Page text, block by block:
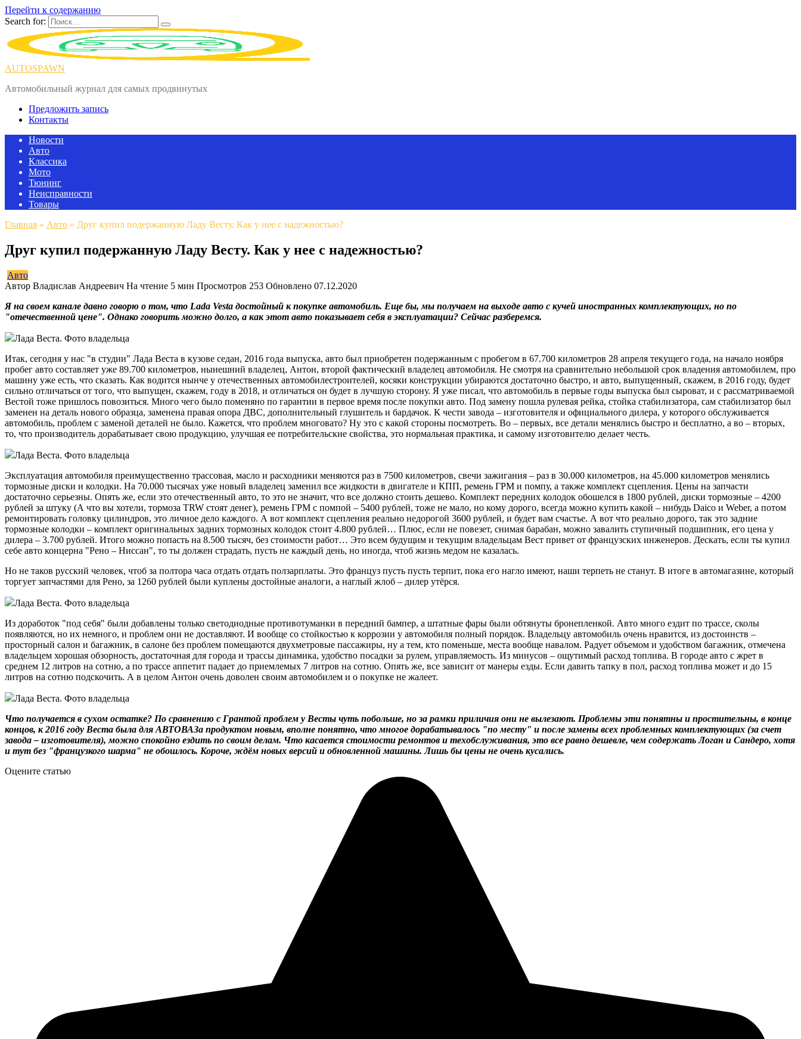
Перейти к содержанию
Search for:
AUTOSPAWN
Автомобильный журнал для самых продвинутых
Предложить запись
Контакты
Новости
Авто
Классика
Мото
Тюнинг
Неисправности
Товары
Главная » Авто » Друг купил подержанную Ладу Весту. Как у нее с надежностью?
Друг купил подержанную Ладу Весту. Как у нее с надежностью?
Авто
Автор Владислав Андреевич На чтение 5 мин Просмотров 253 Обновлено 07.12.2020
Я на своем канале давно говорю о том, что Lada Vesta достойный к покупке автомобиль. Еще бы, мы получаем на выходе авто с кучей иностранных комплектующих, но по
"отечественной цене". Однако говорить можно долго, а как этот авто показывает себя в эксплуатации? Сейчас разберемся.
Лада Веста. Фото владельца
Итак, сегодня у нас "в студии" Лада Веста в кузове седан, 2016 года выпуска, авто был приобретен подержанным с пробегом в 67.700 километров 28 апреля текущего года, на начало ноября
пробег авто составляет уже 89.700 километров, нынешний владелец, Антон, второй фактический владелец автомобиля. Не смотря на сравнительно небольшой срок владения автомобилем, про
машину уже есть, что сказать. Как водится нынче у отечественных автомобилестроителей, косяки конструкции убираются достаточно быстро, и авто, выпущенный, скажем, в 2016 году, будет
сильно отличаться от того, что выпущен, скажем, году в 2018, и отличаться он будет в лучшую сторону. Я уже писал, что автомобиль в первые годы выпуска был сыроват, и с рассматриваемой
Вестой тоже пришлось повозиться. Много чего было поменяно по гарантии в первое время после покупки авто. Под замену пошла рулевая рейка, стойка стабилизатора, сам стабилизатор был
заменен на деталь нового образца, заменена правая опора ДВС, дополнительный глушитель и бардачок. К чести завода – изготовителя и официального дилера, у которого обслуживается
автомобиль, проблем с заменой деталей не было. Кажется, что проблем многовато? Ну это с какой стороны посмотреть. Во – первых, все детали менялись быстро и бесплатно, а во – вторых,
то, что производитель дорабатывает свою продукцию, улучшая ее потребительские свойства, это нормальная практика, и самому изготовителю делает честь.
Лада Веста. Фото владельца
Эксплуатация автомобиля преимущественно трассовая, масло и расходники меняются раз в 7500 километров, свечи зажигания – раз в 30.000 километров, на 45.000 километров менялись
тормозные диски и колодки. На 70.000 тысячах уже новый владелец заменил все жидкости в двигателе и КПП, ремень ГРМ и помпу, а также комплект сцепления. Цены на запчасти
достаточно серьезны. Опять же, если это отечественный авто, то это не значит, что все должно стоить дешево. Комплект передних колодок обошелся в 1800 рублей, диски тормозные – 4200
рублей за штуку (А что вы хотели, тормоза TRW стоят денег), ремень ГРМ с помпой – 5400 рублей, тоже не мало, но кому дорого, всегда можно купить какой – нибудь Daico и Weber, а потом
ремонтировать головку цилиндров, это личное дело каждого. А вот комплект сцепления реально недорогой 3600 рублей, и будет вам счастье. А вот что реально дорого, так это задние
тормозные колодки – комплект оригинальных задних тормозных колодок стоит 4.800 рублей… Плюс, если не повезет, снимая барабан, можно завалить ступичный подшипник, его цена у
дилера – 3.700 рублей. Итого можно попасть на 8.500 тысяч, без стоимости работ… Это всем будущим и текущим владельцам Вест привет от французских инженеров. Дескать, если ты купил
себе авто концерна "Рено – Ниссан", то ты должен страдать, пусть не каждый день, но иногда, чтоб жизнь медом не казалась.
Но не таков русский человек, чтоб за полтора часа отдать отдать ползарплаты. Это француз пусть пусть терпит, пока его нагло имеют, наши терпеть не станут. В итоге в автомагазине, который
торгует запчастями для Рено, за 1260 рублей были куплены достойные аналоги, а наглый жлоб – дилер утёрся.
Лада Веста. Фото владельца
Из доработок "под себя" были добавлены только светодиодные противотуманки в передний бампер, а штатные фары были обтянуты бронепленкой. Авто много ездит по трассе, сколы
появляются, но их немного, и проблем они не доставляют. И вообще со стойкостью к коррозии у автомобиля полный порядок. Владельцу автомобиль очень нравится, из достоинств –
просторный салон и багажник, в салоне без проблем помещаются двухметровые пассажиры, ну а тем, кто поменьше, места вообще навалом. Радует объемом и удобством багажник, отмечена
владельцем хорошая обзорность, достаточная для города и трассы динамика, удобство посадки за рулем, управляемость. Из минусов – ощутимый расход топлива. В городе авто с жрет в
среднем 12 литров на сотню, а по трассе аппетит падает до приемлемых 7 литров на сотню. Опять же, все зависит от манеры езды. Если давить тапку в пол, расход топлива может и до 15
литров на сотню подскочить. А в целом Антон очень доволен своим автомобилем и о покупке не жалеет.
Лада Веста. Фото владельца
Что получается в сухом остатке? По сравнению с Грантой проблем у Весты чуть побольше, но за рамки приличия они не вылезают. Проблемы эти понятны и простительны, в конце
концов, к 2016 году Веста была для АВТОВАЗа продуктом новым, вполне понятно, что многое дорабатывалось "по месту" и после замены всех проблемных комплектующих (за счет
завода – изготовителя), можно спокойно ездить по своим делам. Что касается стоимости ремонтов и техобслуживания, это все равно дешевле, чем содержатьЛоган и Сандеро, хотя
и тут без "французкого шарма" не обошлось. Короче, ждём новых версий и обновленной машины. Лишь бы цены не очень кусались.
Оцените статью